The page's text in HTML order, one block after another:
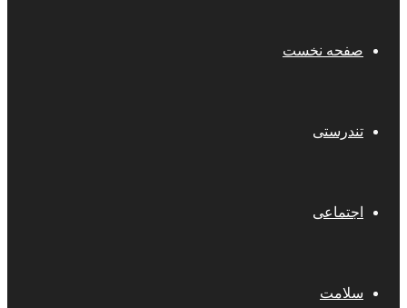
صفحه نخست
تندرستی
اجتماعی
سلامت